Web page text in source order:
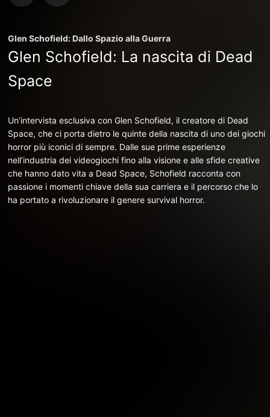
Glen Schofield: Dallo Spazio alla Guerra
Glen Schofield: La nascita di Dead
Space
Un’intervista esclusiva con Glen Schofield, il creatore di Dead
Space, che ci porta dietro le quinte della nascita di uno dei giochi
horror più iconici di sempre. Dalle sue prime esperienze
nell’industria dei videogiochi fino alla visione e alle sfide creative
che hanno dato vita a Dead Space, Schofield racconta con
passione i momenti chiave della sua carriera e il percorso che lo
ha portato a rivoluzionare il genere survival horror.